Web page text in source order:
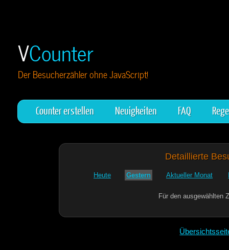
VCounter
Der Besucherzähler ohne JavaScript!
Counter erstellen Neuigkeiten FAQ
Detaillierte
Heute Gestern Aktueller Monat
Für den ausgewählten